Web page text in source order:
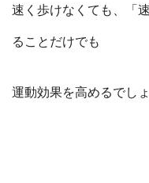
速く歩けなくても、「
ることだけでも
運動効果を高めるでしょ